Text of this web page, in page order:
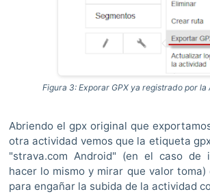
Figura 3: Exporar GPX ya registrado por la
Abriendo el gpx original que
otra actividad vemos que la etiqueta
"strava.com Android" (en el caso de
hacer lo mismo y mirar que valor toma)
para engañar la subida de la actividad